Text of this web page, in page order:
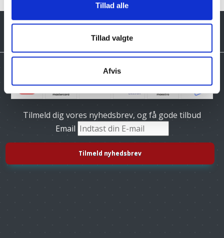
Tillad alle
Tillad valgte
Afvis
Tilmeld dig vores nyhedsbrev, og få gode tilbud
Email